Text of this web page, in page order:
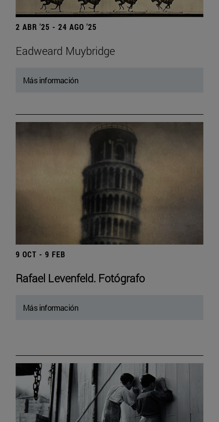
2 ABR '25 - 24 AGO '25
Eadweard Muybridge
Más información
9 OCT - 9 FEB
Rafael Levenfeld. Fotógrafo
Más información